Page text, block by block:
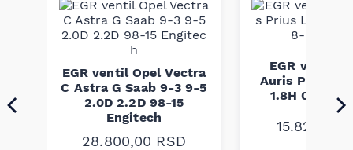
zahtevima i namenjen je zameni originalnih kaiševa za
optimalne performanse vozila.
EGR ventil Opel Vectra
C Astra G Saab 9-3 9-5
2.0D 2.2D 98-15
Engitech
28.800,00 RSD
EGR ventil
Auris Prius
1.8H 08-
15.820,00